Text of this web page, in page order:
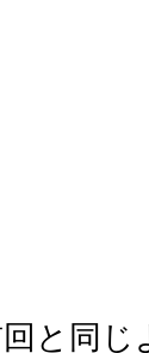
と同